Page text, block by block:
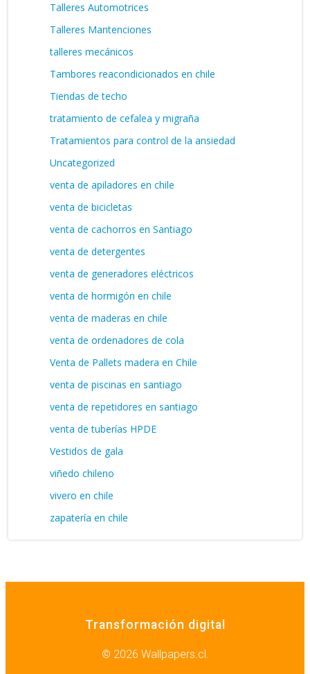
Talleres Automotrices
Talleres Mantenciones
talleres mecánicos
Tambores reacondicionados en chile
Tiendas de techo
tratamiento de cefalea y migraña
Tratamientos para control de la ansiedad
Uncategorized
venta de apiladores en chile
venta de bicicletas
venta de cachorros en Santiago
venta de detergentes
venta de generadores eléctricos
venta de hormigón en chile
venta de maderas en chile
venta de ordenadores de cola
Venta de Pallets madera en Chile
venta de piscinas en santiago
venta de repetidores en santiago
venta de tuberías HPDE
Vestidos de gala
viñedo chileno
vivero en chile
zapatería en chile
Transformación digital
© 2026 Wallpapers.cl.